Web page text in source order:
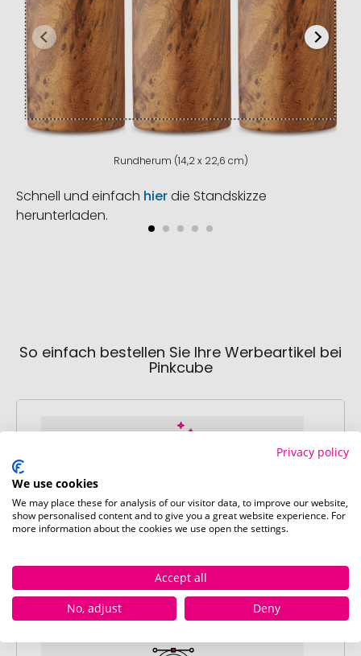
Rundherum (14,2 x 22,6 cm)
Schnell und einfach hierdie Standskizze
herunterladen.
So einfach bestellen Sie Ihre Werbeartikel bei
Pinkcube
Schritt 1:
Artikelkonfiguration
Wählen Sie Ihre gewünschten
nach Ihren Vorstellungen an.
Anschließend legen Sie die konfigurierten
Artikel in Ihren Warenkorb.
Privacy policy
We use cookies
We may place these for analysis of our visitor data, to improve our website,
show personalised content and to give you a great website experience. For
more information about the cookies we use open the settings.
Accept all
No, adjust
Deny